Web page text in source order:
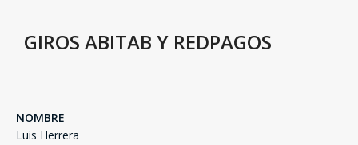
GIROS ABITAB Y REDPAGOS
NOMBRE
Luis Herrera